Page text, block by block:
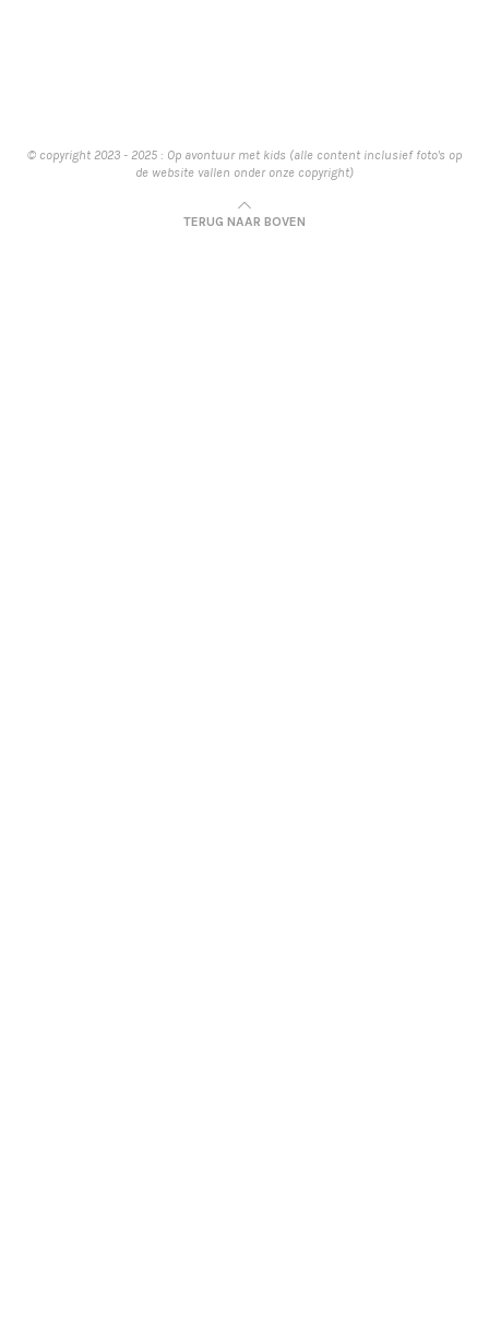
© copyright 2023 - 2025 : Op avontuur met kids (alle content inclusief foto's op
de website vallen onder onze copyright)
TERUG NAAR BOVEN